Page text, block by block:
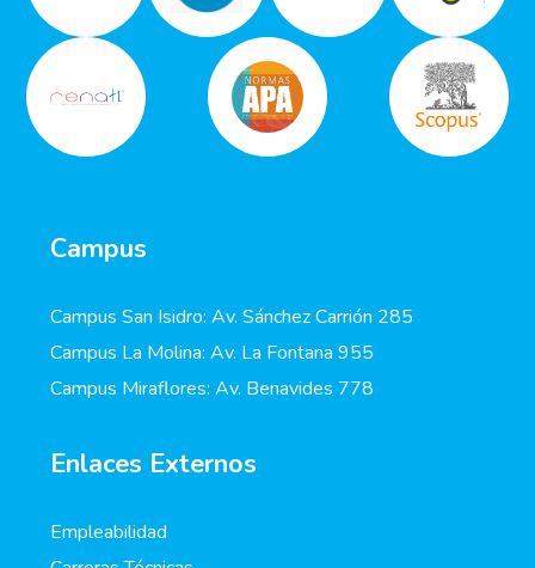
Campus
Campus San Isidro: Av. Sánchez Carrión 285
Campus La Molina: Av. La Fontana 955
Campus Miraflores: Av. Benavides 778
Enlaces Externos
Empleabilidad